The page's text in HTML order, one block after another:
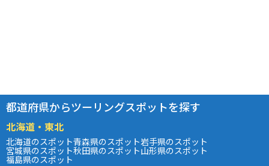
都道府県からツーリングスポットを探す
北海道・東北
北海道のスポット青森県のスポット岩手県のスポット
宮城県のスポット秋田県のスポット山形県のスポット
福島県のスポット